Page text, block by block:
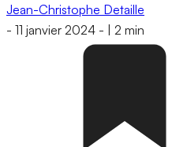
Jean-Christophe Detaille
- 11 janvier 2024 - 2 min